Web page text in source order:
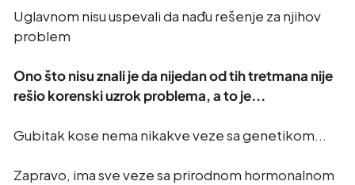
Uglavnom nisu uspevali da nađu rešenje za njihov
problem
Ono što nisu znali je da nijedan od tih tretmana nije
rešio korenski uzrok problema, a toje...
Gubitak kose nema nikakve veze sa genetikom...
Zapravo, ima sve veze sa prirodnom hormonalnom